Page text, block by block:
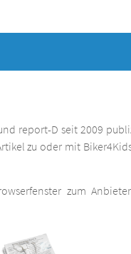
report-D seit 2009
zu oder mit
zum